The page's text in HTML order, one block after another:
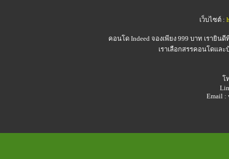
เว็บไซต์ :
คอนโด Indeedจองเพียง 999 บาท เรายิน
เราเลือกสรรคอนโดแล
โ
Email :